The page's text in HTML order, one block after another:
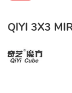
QIYI 3X3